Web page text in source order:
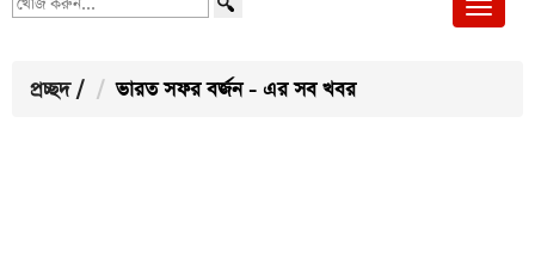
প্রচ্ছদ / ভারত সফর বর্জন - এর সব খবর